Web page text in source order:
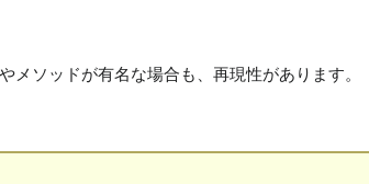
メソッドが有名な場合も、再現性があります。